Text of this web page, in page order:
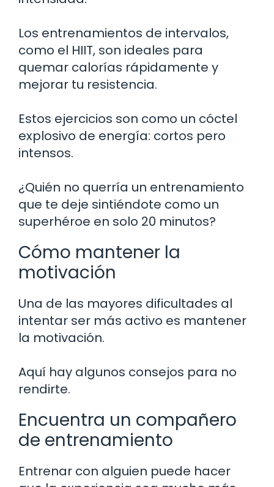
Los entrenamientos de intervalos,
como el HIIT, son ideales para
quemar calorías rápidamente y
mejorar tu resistencia.
Estos ejercicios son como un cóctel
explosivo de energía: cortos pero
intensos.
¿Quién no querría un entrenamiento
que te deje sintiéndote como un
superhéroe en solo 20 minutos?
Cómo mantener la
motivación
Una de las mayores dificultades al
intentar ser más activo es mantener
la motivación.
Aquí hay algunos consejos para no
rendirte.
Encuentra un compañero
de entrenamiento
Entrenar con alguien puede hacer